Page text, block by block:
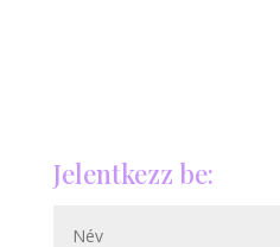
Jelentkezz be: